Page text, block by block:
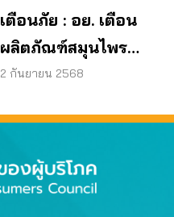
เตือนภัย : อย. เตือน
ผลิตภัณฑ์สมุนไพร
JAPO CARE โฆษณา
2 กันยายน 2568